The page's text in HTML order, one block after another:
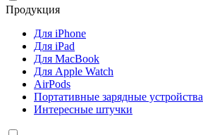
Продукция
Для iPhone
Для iPad
Для MacBook
Для Apple Watch
AirPods
Портативные зарядные устройства
Интересные штучки